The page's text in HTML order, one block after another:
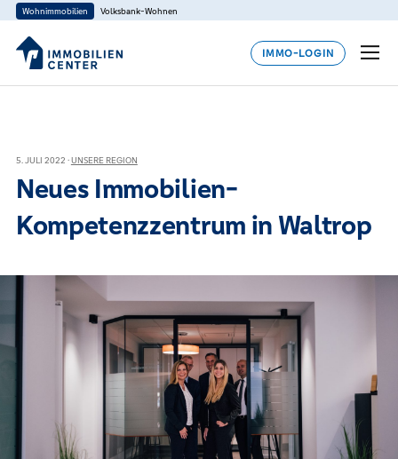
Wohnimmobilien Volksbank-Wohnen
IMMO-LOGIN
5. JULI 2022 ·UNSERE REGION
Neues Immobilien-
Kompetenzzentrum in Waltrop